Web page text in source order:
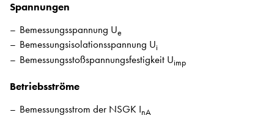
Spannungen
Bemessungsspannung Ue
Bemessungsisolationsspannung Ui
Bemessungsstoßspannungsfestigkeit Uimp
Betriebsströme
Bemessungsstrom der NSGK InA